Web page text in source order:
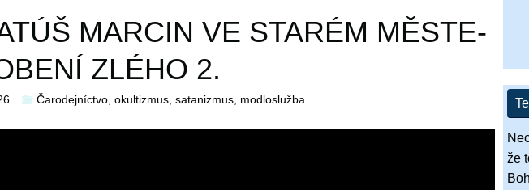
MARCIN VE STARÉM MĚSTE-
ZLÉHO 2.
Čarodejníctvo, okultizmus, satanizmus, modloslužba
že